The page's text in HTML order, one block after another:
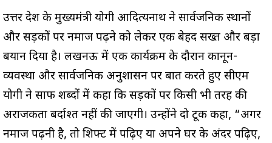
उत्तर प्रदेश के मुख्यमंत्री योगी आदित्यनाथ ने सार्वजनिक स्थानों
और सड़कों पर नमाज पढ़ने को लेकर एक बेहद सख्त और बड़ा
बयान दिया है। लखनऊ में एक कार्यक्रम के दौरान कानून-
व्यवस्था और सार्वजनिक अनुशासन पर बात करते हुए सीएम
योगी ने साफ शब्दों में कहा कि सड़कों पर किसी भी तरह की
अराजकता बर्दाश्त नहीं की जाएगी। उन्होंने दो टूक कहा, “अगर
नमाज पढ़नी है, तो शिफ्ट में पढ़िए या अपने घर के अंदर पढ़िए,